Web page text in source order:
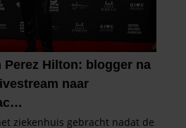
adverteren en analyse. Deze
combineren met andere
heeft verstrekt of die ze hebben
uw gebruik van hun services. U
als u onze website blijft